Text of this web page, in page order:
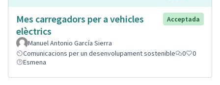
Mes carregadors per a vehicles
elèctrics
Acceptada
Manuel Antonio García Sierra
Comunicacions per un desenvolupament sostenible
0
0
Esmena